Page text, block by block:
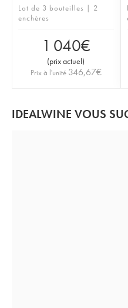
Lot de 3 bouteilles | 2
enchères
1 040€
(prix actuel)
Prix à l'unité 346,67€
IDEALWINE VOUS